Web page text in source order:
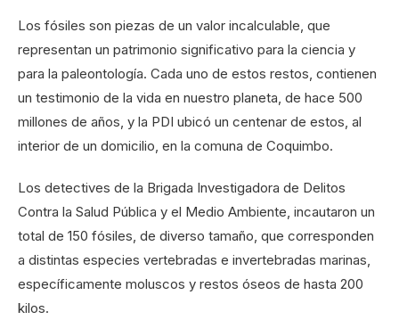
Los fósiles son piezas de un valor incalculable, que
representan un patrimonio significativo para la ciencia y
para la paleontología. Cada uno de estos restos, contienen
un testimonio de la vida en nuestro planeta, de hace 500
millones de años, y la PDI ubicó un centenar de estos, al
interior de un domicilio, en la comuna de Coquimbo.
Los detectives de la Brigada Investigadora de Delitos
Contra la Salud Pública y el Medio Ambiente, incautaron un
total de 150 fósiles, de diverso tamaño, que corresponden
a distintas especies vertebradas e invertebradas marinas,
específicamente moluscos y restos óseos de hasta 200
kilos.